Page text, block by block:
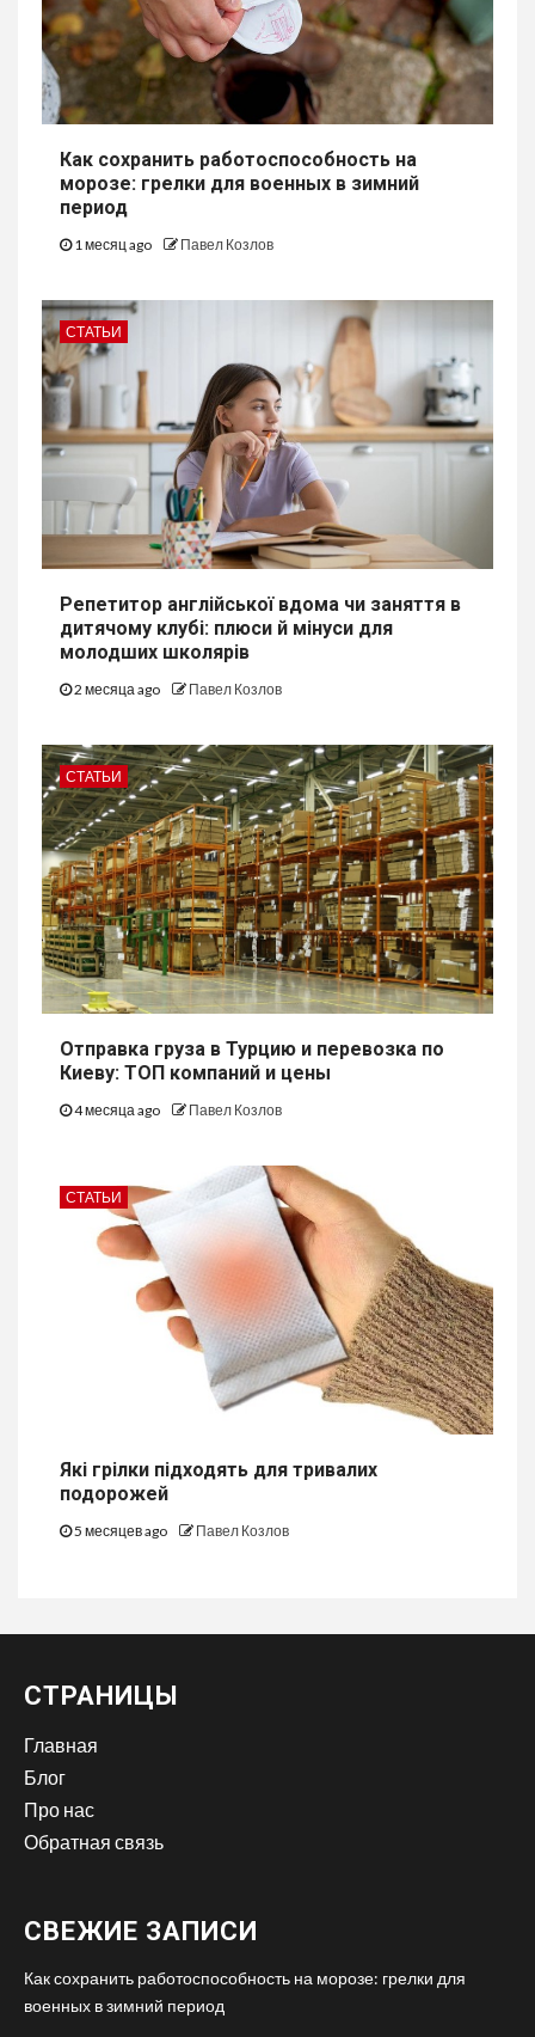
Как сохранить работоспособность на
морозе: грелки для военных в зимний
период
1 месяц ago Павел Козлов
СТАТЬИ
Репетитор англійської вдома чи заняття в
дитячому клубі: плюси й мінуси для
молодших школярів
2 месяца ago Павел Козлов
СТАТЬИ
Отправка груза в Турцию и перевозка по
Киеву: ТОП компаний и цены
4 месяца ago Павел Козлов
СТАТЬИ
Які грілки підходять для тривалих
подорожей
5 месяцев ago Павел Козлов
СТРАНИЦЫ
Главная
Блог
Про нас
Обратная связь
СВЕЖИЕ ЗАПИСИ
Как сохранить работоспособность на морозе: грелки для
военных в зимний период